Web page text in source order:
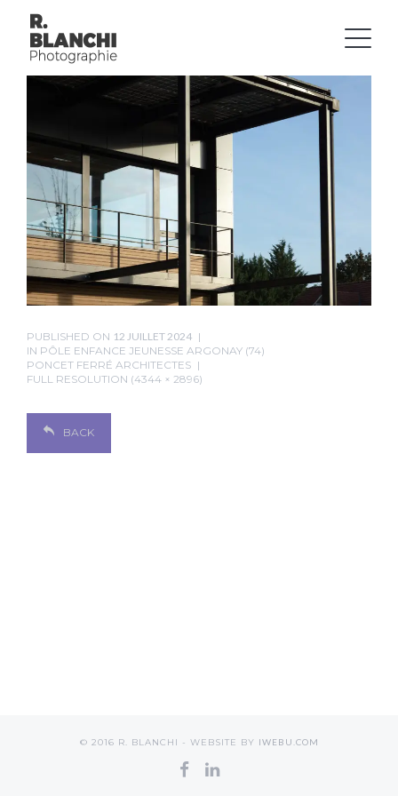
PUBLISHED ON 12 JUILLET 2024
IN PÔLE ENFANCE JEUNESSE ARGONAY (74)
PONCET FERRÉ ARCHITECTES
FULL RESOLUTION (4344 × 2896)
BACK
© 2016 R. BLANCHI - WEBSITE BY IWEBU.COM